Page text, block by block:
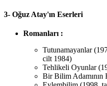
3- Oğuz Atay'ın Eserleri
Romanları :
Tutunamayanlar
cilt 1984)
Tehlikeli Oyunlar
Bir Bilim Adamının